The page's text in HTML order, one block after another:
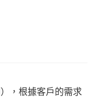
，根據客戶的需求